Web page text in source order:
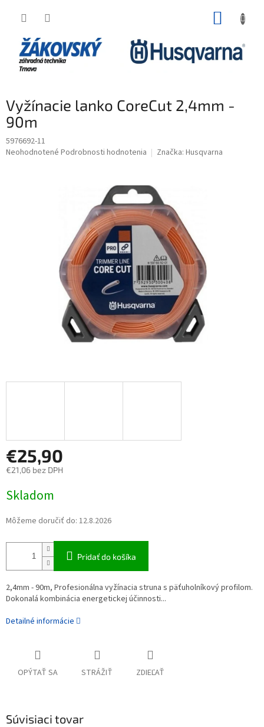
Vyžínacie lanko CoreCut 2,4mm -
90m
5976692-11
Priemerné hodnotenie produktu je 0,0 z 5 hviezdičiek.
Neohodnotené Podrobnosti hodnotenia Značka: Husqvarna
€25,90
€21,06 bez DPH
Skladom
Môžeme doručiť do: 12.8.2026
Pridať do košíka
2,4mm - 90m, Profesionálna vyžínacia struna s päťuholníkový profilom.
Dokonalá kombinácia energetickej účinnosti...
Detailné informácie
OPÝTAŤ SA STRÁŽIŤ ZDIEĽAŤ
Súvisiaci tovar